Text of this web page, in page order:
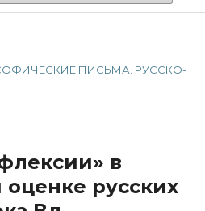
ПИСЬМА. РУССКО-
в
русских